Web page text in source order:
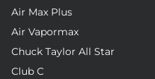
Air Max Plus
Air Vapormax
Chuck Taylor All Star
Club C